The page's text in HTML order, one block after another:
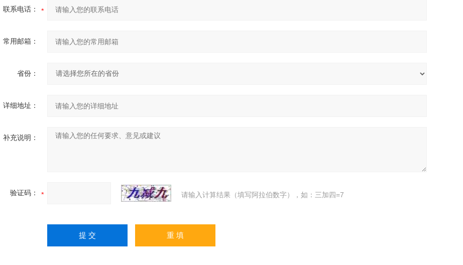
联系电话：
常用邮箱：
省份：
详细地址：
补充说明：
验证码： 请输入计算结果（填写阿拉伯数字），如：三加四=7